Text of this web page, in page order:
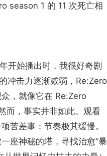
season 1 的 11 次死亡相